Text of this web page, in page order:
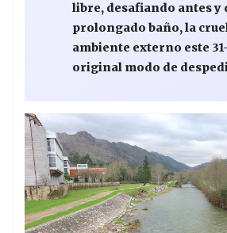
libre, desafiando antes y
prolongado baño, la
ambiente externo este
original modo de